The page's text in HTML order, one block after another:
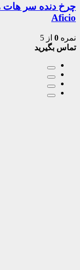
Aficio
نمره 0 از 5
تماس بگیرید